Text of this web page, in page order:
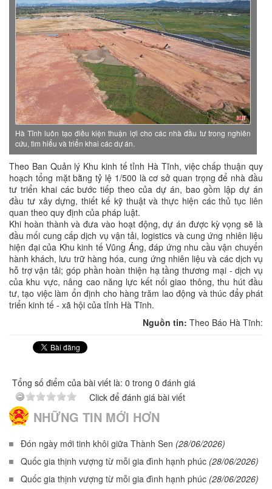
Hà Tĩnh luôn tạo điều kiện thuận lợi cho các nhà đầu tư trong nghiên
cứu, tìm hiểu và triển khai các dự án.
Theo Ban Quản lý Khu kinh tế tỉnh Hà Tĩnh, việc chấp thuận quy
hoạch tổng mặt bằng tỷ lệ 1/500 là cơ sở quan trọng để nhà đầu
tư triển khai các bước tiếp theo của dự án, bao gồm lập dự án
đầu tư xây dựng, thiết kế kỹ thuật và thực hiện các thủ tục liên
quan theo quy định của pháp luật.
Khi hoàn thành và đưa vào hoạt động, dự án được kỳ vọng sẽ là
đầu mối cung cấp dịch vụ vận tải, logistics và cung ứng nhiên liệu
hiện đại của Khu kinh tế Vũng Áng, đáp ứng nhu cầu vận chuyển
hành khách, lưu trữ hàng hóa, cung ứng nhiên liệu và các dịch vụ
hỗ trợ vận tải; góp phần hoàn thiện hạ tầng thương mại - dịch vụ
của khu vực, nâng cao năng lực kết nối giao thông, thu hút đầu
tư, tạo việc làm ổn định cho hàng trăm lao động và thúc đẩy phát
triển kinh tế - xã hội của tỉnh Hà Tĩnh.
Nguồn tin: Theo Báo Hà Tĩnh:
Tổng số điểm của bài viết là: 0 trong 0 đánh giá
Click để đánh giá bài viết
NHỮNG TIN MỚI HƠN
Đón ngày mới tinh khôi giữa Thành Sen (28/06/2026)
Quốc gia thịnh vượng từ mỗi gia đình hạnh phúc (28/06/2026)
Quốc gia thịnh vượng từ mỗi gia đình hạnh phúc (28/06/2026)